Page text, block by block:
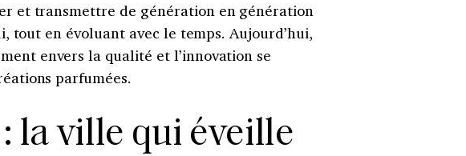
et transmettre de génération en génération
tout en évoluant avec le temps. Aujourd’hui,
envers la qualité et l’innovation se
parfumées.
la ville qui éveille